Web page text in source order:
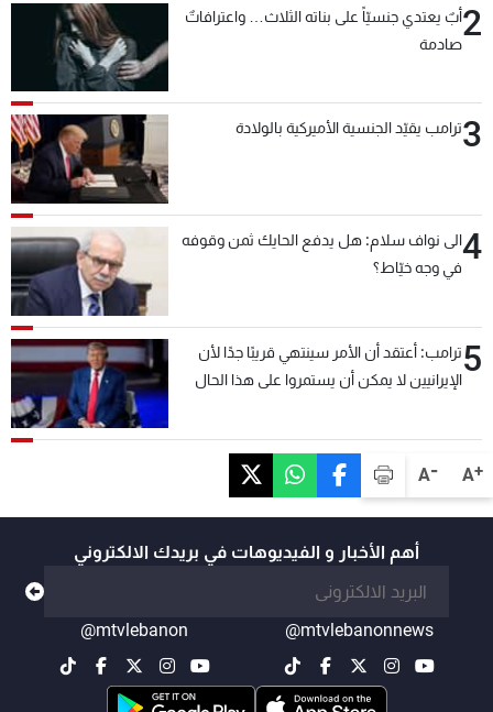
A+
A-
2أبٌ يعتدي جنسيّاً على بناته الثلاث… واعترافاتٌ
صادمة
3ترامب يقيّد الجنسية الأميركية بالولادة
4الى نواف سلام: هل يدفع الحايك ثمن وقوفه
في وجه خيّاط؟
5ترامب: أعتقد أن الأمر سينتهي قريبًا جدًا لأن
الإيرانيين لا يمكن أن يستمروا على هذا الحال
أهم الأخبار و الفيديوهات في بريدك الالكتروني
@mtvlebanonnews
@mtvlebanon